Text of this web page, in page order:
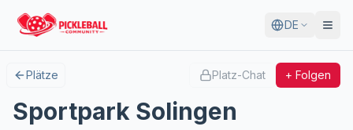
DE
Plätze Platz-Chat + Folgen
Sportpark Solingen